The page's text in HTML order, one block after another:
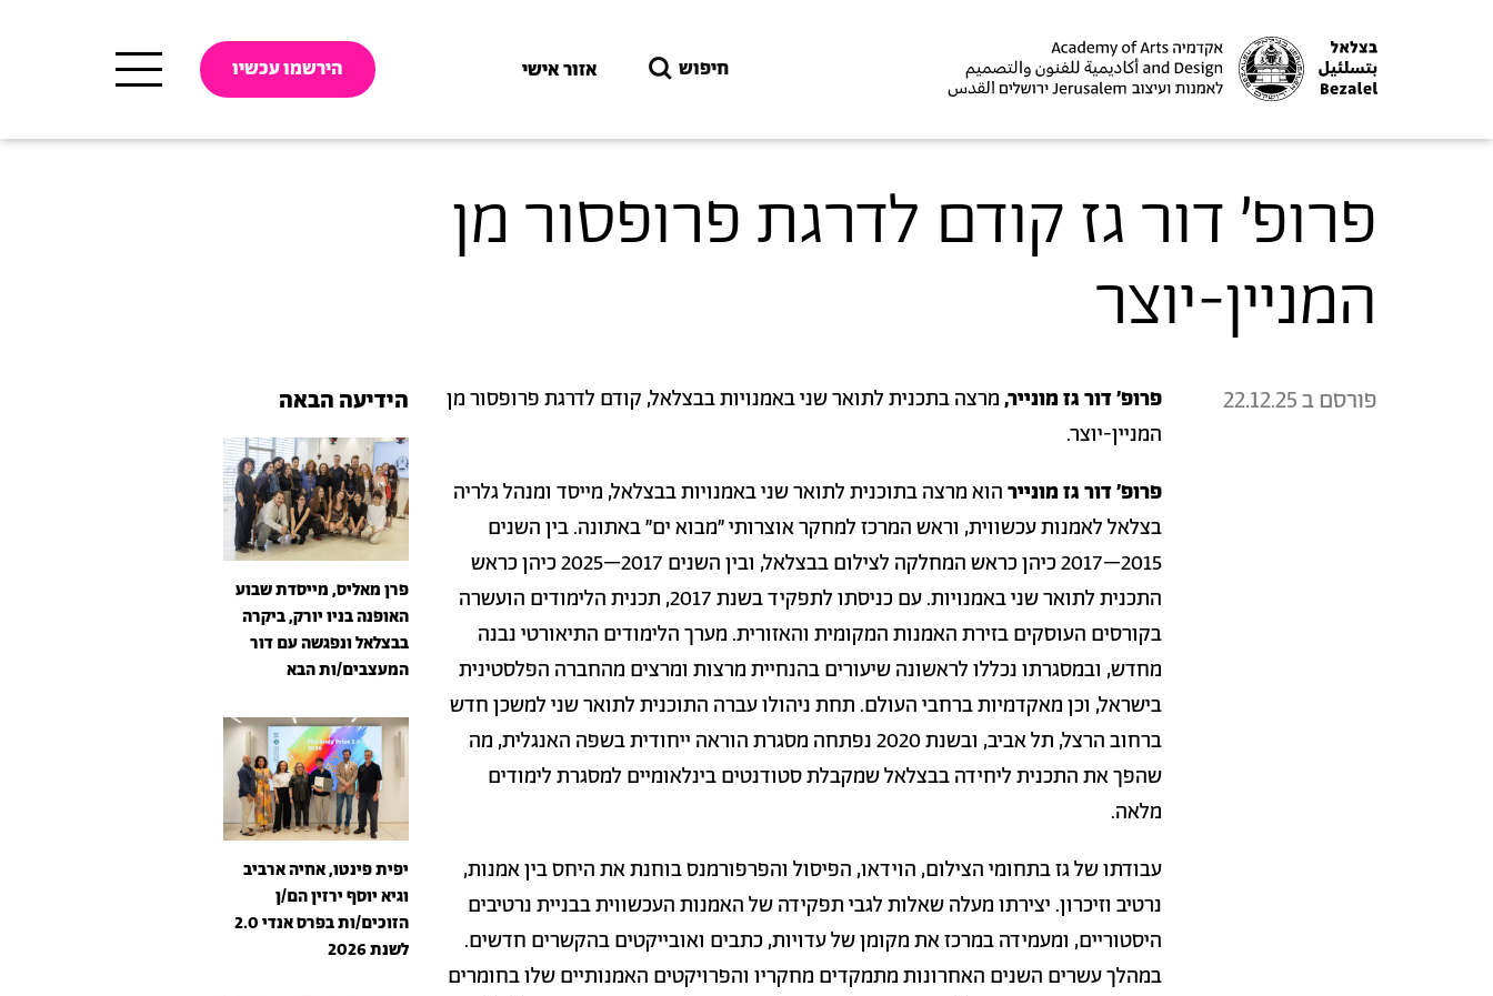
חיפוש אזור אישי הירשמו עכשיו
פרופ׳ דור גז קודם לדרגת פרופסור מן
המניין-יוצר
פורסם ב22.12.25 פרופ׳ דור גז מונייר,מרצה בתכנית לתואר שני באמנויות בבצלאל, קודם לדרגת פרופסור מן
המניין-יוצר.
פרופ׳ דור גז מוניירהוא מרצה בתוכנית לתואר שני באמנויות בבצלאל, מייסד ומנהל גלריה
בצלאל לאמנות עכשווית, וראש המרכז למחקר אוצרותי "מבוא ים" באתונה. בין השנים
2015–2017 כיהן כראש המחלקה לצילום בבצלאל, ובין השנים 2017–2025 כיהן כראש
התכנית לתואר שני באמנויות. עם כניסתו לתפקיד בשנת 2017, תכנית הלימודים הועשרה
בקורסים העוסקים בזירת האמנות המקומית והאזורית. מערך הלימודים התיאורטי נבנה
מחדש, ובמסגרתו נכללו לראשונה שיעורים בהנחיית מרצות ומרצים מהחברה הפלסטינית
בישראל, וכן מאקדמיות ברחבי העולם. תחת ניהולו עברה התוכנית לתואר שני למשכן חדש
ברחוב הרצל, תל אביב, ובשנת 2020 נפתחה מסגרת הוראה ייחודית בשפה האנגלית, מה
שהפך את התכנית ליחידה בבצלאל שמקבלת סטודנטים בינלאומיים למסגרת לימודים
מלאה.
עבודתו של גז בתחומי הצילום, הוידאו, הפיסול והפרפורמנס בוחנת את היחס בין אמנות,
נרטיב וזיכרון. יצירתו מעלה שאלות לגבי תפקידה של האמנות העכשווית בבניית נרטיבים
היסטוריים, ומעמידה במרכז את מקומן של עדויות, כתבים ואובייקטים בהקשרים חדשים.
במהלך עשרים השנים האחרונות מתמקדים מחקריו והפרויקטים האמנותיים שלו בחומרים
הידיעה הבאה
פרן מאליס, מייסדת שבוע
האופנה בניו יורק, ביקרה
בבצלאל ונפגשה עם דור
המעצבים/ות הבא
יפית פינטו, אחיה ארביב
וגיא יוסף ירזין הם/ן
הזוכים/ות בפרס אנדי 2.0
לשנת 2026